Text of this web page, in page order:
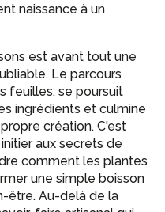
naissance à un
est avant tout une
Le parcours
feuilles, se poursuit
ingrédients et culmine
création. C'est
aux secrets de
comment les plantes
une simple boisson
être. Au-delà de la